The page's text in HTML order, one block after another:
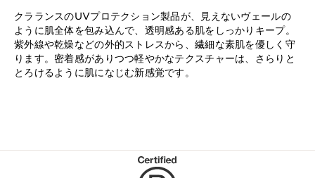
クラランスのUVプロテクション製品が、見えないヴェールの
ように肌全体を包み込んで、透明感ある肌をしっかりキープ。
紫外線や乾燥などの外的ストレスから、繊細な素肌を優しく守
ります。密着感がありつつ軽やかなテクスチャーは、さらりと
とろけるように肌になじむ新感覚です。